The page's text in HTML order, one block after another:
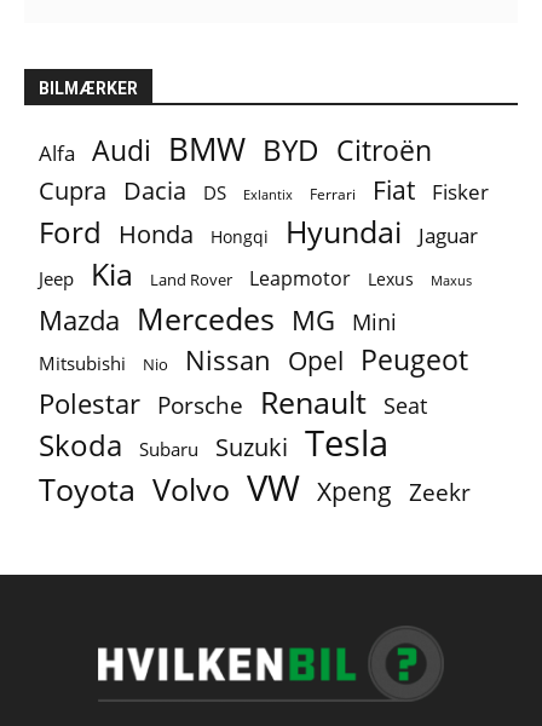
BILMÆRKER
Alfa Audi BMW BYD Citroën
Cupra Dacia DS Exlantix Ferrari Fiat Fisker
Ford Honda Hongqi Hyundai Jaguar
Jeep Kia Land Rover Leapmotor Lexus Maxus
Mazda Mercedes MG Mini
Mitsubishi Nio Nissan Opel Peugeot
Polestar Porsche Renault Seat
Skoda Subaru Suzuki Tesla
Toyota Volvo VW Xpeng Zeekr